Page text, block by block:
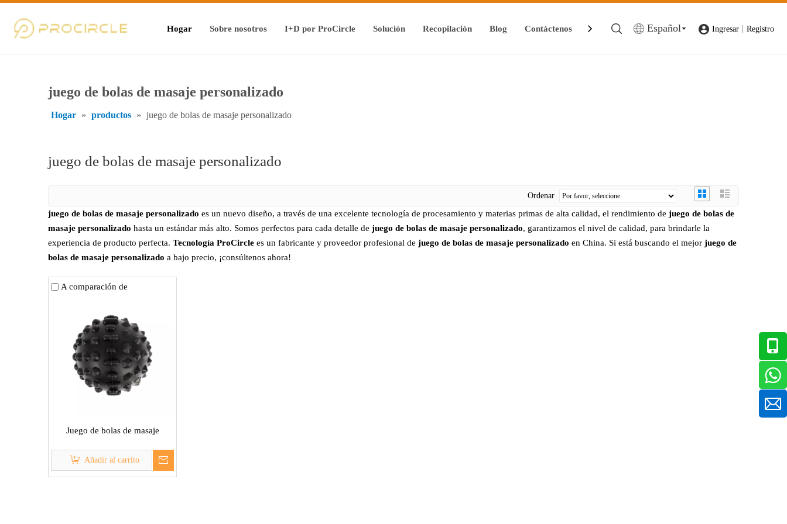
Hogar Sobre nosotros I+D por ProCircle Solución Recopilación Blog Contáctenos Español Ingresar Registro
juego de bolas de masaje personalizado
Hogar » productos » juego de bolas de masaje personalizado
juego de bolas de masaje personalizado
Ordenar
juego de bolas de masaje personalizado es un nuevo diseño, a través de una excelente tecnología de procesamiento y materias primas de alta calidad, el rendimiento de juego de bolas de
masaje personalizado hasta un estándar más alto. Somos perfectos para cada detalle de juego de bolas de masaje personalizado, garantizamos el nivel de calidad, para brindarle la
experiencia de producto perfecta. Tecnología ProCircle es un fabricante y proveedor profesional de juego de bolas de masaje personalizado en China. Si está buscando el mejor juego de
bolas de masaje personalizado a bajo precio, ¡consúltenos ahora!
A comparación de
Juego de bolas de masaje
Añadir al carrito